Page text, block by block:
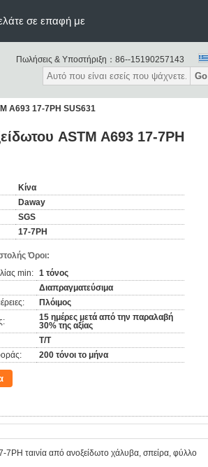
σε επαφή με
Πωλήσεις & Υποστήριξη： 86--15190257143
Go
A693 17-7PH SUS631
ASTM A693 17-7PH
Κίνα
Daway
SGS
17-7PH
Όροι:
min: 1 τόνος
Διαπραγματεύσιμα
Πλόιμος
15 ημέρες μετά από την παραλαβή
30% της αξίας
T/T
200 τόνοι το μήνα
7PH ταινία από ανοξείδωτο χάλυβα, σπείρα, φύλλο